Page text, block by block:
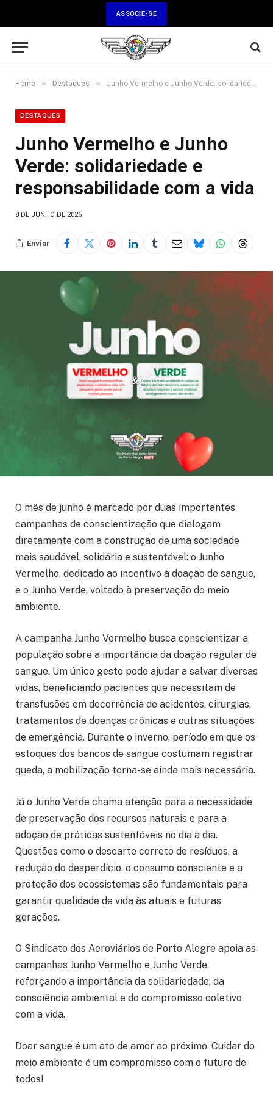
ASSOCIE-SE
Home » Destaques » Junho Vermelho e Junho Verde: solidariedade e responsabilidade com a vida
DESTAQUES
Junho Vermelho e Junho
Verde: solidariedade e
responsabilidade com a vida
8 DE JUNHO DE 2026
Enviar
O mês de junho é marcado por duas importantes
campanhas de conscientização que dialogam
diretamente com a construção de uma sociedade
mais saudável, solidária e sustentável: o Junho
Vermelho, dedicado ao incentivo à doação de sangue,
e o Junho Verde, voltado à preservação do meio
ambiente.
A campanha Junho Vermelho busca conscientizar a
população sobre a importância da doação regular de
sangue. Um único gesto pode ajudar a salvar diversas
vidas, beneficiando pacientes que necessitam de
transfusões em decorrência de acidentes, cirurgias,
tratamentos de doenças crônicas e outras situações
de emergência. Durante o inverno, período em que os
estoques dos bancos de sangue costumam registrar
queda, a mobilização torna-se ainda mais necessária.
Já o Junho Verde chama atenção para a necessidade
de preservação dos recursos naturais e para a
adoção de práticas sustentáveis no dia a dia.
Questões como o descarte correto de resíduos, a
redução do desperdício, o consumo consciente e a
proteção dos ecossistemas são fundamentais para
garantir qualidade de vida às atuais e futuras
gerações.
O Sindicato dos Aeroviários de Porto Alegre apoia as
campanhas Junho Vermelho e Junho Verde,
reforçando a importância da solidariedade, da
consciência ambiental e do compromisso coletivo
com a vida.
Doar sangue é um ato de amor ao próximo. Cuidar do
meio ambiente é um compromisso com o futuro de
todos!